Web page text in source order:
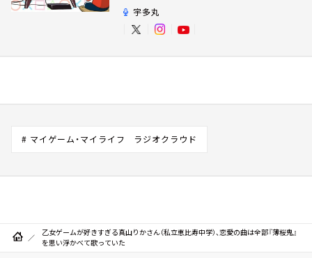
宇多丸
# マイゲーム・マイライフ ラジオクラウド
乙女ゲームが好きすぎる真山りかさん（私立恵比寿中学）、恋愛の曲は全部『薄桜鬼』
を思い浮かべて歌っていた